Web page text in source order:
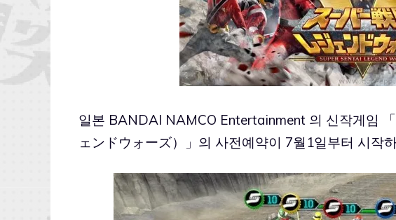
일본 BANDAI NAMCO Entertainment 의 신작게임
ェンドウォーズ）」의 사전예약이 7월1일부터 시작